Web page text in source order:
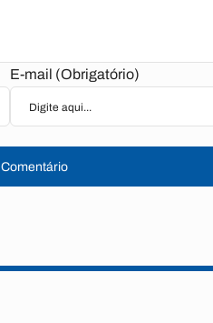
E-mail (Obrigatório)